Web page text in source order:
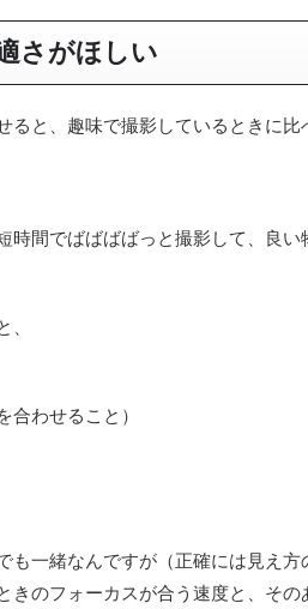
さがほしい
ると、趣味で撮影しているときに比
時間でばばばばっと撮影して、良い
合わせること）
も一緒なんですが（正確には見え方
きのフォーカスが合う速度と、そ